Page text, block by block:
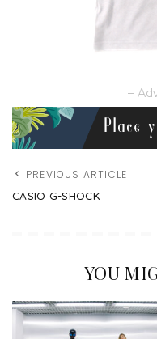
–
PREVIOUS ARTICLE
CASIO G-SHOCK
YOU